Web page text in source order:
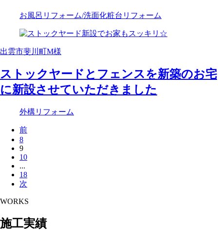
お風呂リフォーム/洗面化粧台リフォーム
出雲市斐川町M様
ストックヤードとフェンスを新築のお宅
に新設させていただきました
外構リフォーム
前
8
9
10
...
18
次
WORKS
施工実績